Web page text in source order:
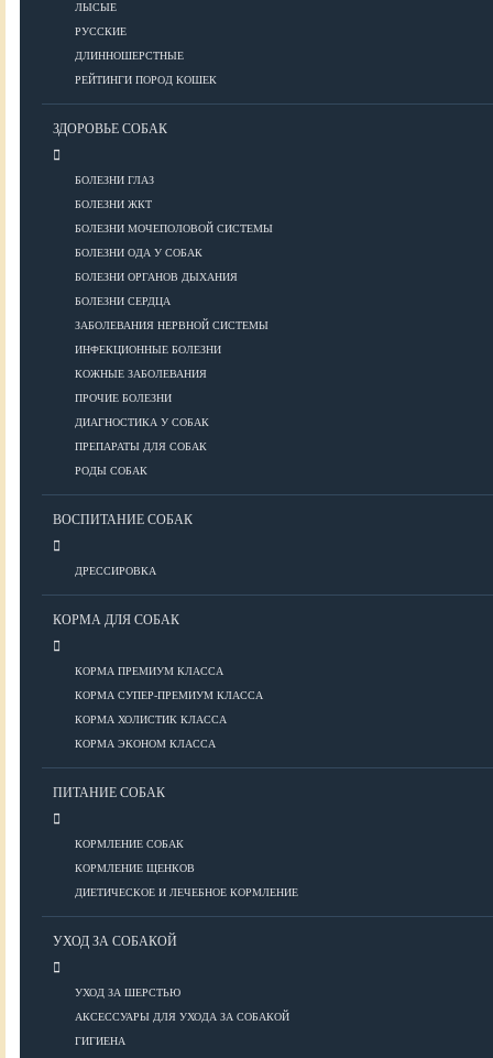
ЛЫСЫЕ
РУССКИЕ
ДЛИННОШЕРСТНЫЕ
РЕЙТИНГИ ПОРОД КОШЕК
ЗДОРОВЬЕ СОБАК
БОЛЕЗНИ ГЛАЗ
БОЛЕЗНИ ЖКТ
БОЛЕЗНИ МОЧЕПОЛОВОЙ СИСТЕМЫ
БОЛЕЗНИ ОДА У СОБАК
БОЛЕЗНИ ОРГАНОВ ДЫХАНИЯ
БОЛЕЗНИ СЕРДЦА
ЗАБОЛЕВАНИЯ НЕРВНОЙ СИСТЕМЫ
ИНФЕКЦИОННЫЕ БОЛЕЗНИ
КОЖНЫЕ ЗАБОЛЕВАНИЯ
ПРОЧИЕ БОЛЕЗНИ
ДИАГНОСТИКА У СОБАК
ПРЕПАРАТЫ ДЛЯ СОБАК
РОДЫ СОБАК
ВОСПИТАНИЕ СОБАК
ДРЕССИРОВКА
КОРМА ДЛЯ СОБАК
КОРМА ПРЕМИУМ КЛАССА
КОРМА СУПЕР-ПРЕМИУМ КЛАССА
КОРМА ХОЛИСТИК КЛАССА
КОРМА ЭКОНОМ КЛАССА
ПИТАНИЕ СОБАК
КОРМЛЕНИЕ СОБАК
КОРМЛЕНИЕ ЩЕНКОВ
ДИЕТИЧЕСКОЕ И ЛЕЧЕБНОЕ КОРМЛЕНИЕ
УХОД ЗА СОБАКОЙ
УХОД ЗА ШЕРСТЬЮ
АКСЕССУАРЫ ДЛЯ УХОДА ЗА СОБАКОЙ
ГИГИЕНА
ПИТАНИЕ
Кормление котят
Кормление кошек
Диетическое и лечебное кормление
ПОРОДЫ
Европейские
Короткошерстные
Для аллергиков
Лысые
Русские
Длинношерстные
Рейтинги пород
ВСЕ О СОБАКАХ
ЗДОРОВЬЕ
Болезни глаз
Болезни ЖКТ
Болезни мочеполовой системы
Болезни ОДА
Болезни органов дыхания
Болезни сердца
Заболевания нервной системы
Инфекционные болезни
Кожные заболевания
Прочие болезни